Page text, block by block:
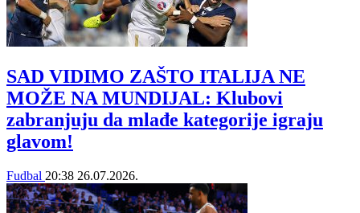
SAD VIDIMO ZAŠTO ITALIJA NE
MOŽE NA MUNDIJAL: Klubovi
zabranjuju da mlađe kategorije igraju
glavom!
Fudbal 20:38 26.07.2026.